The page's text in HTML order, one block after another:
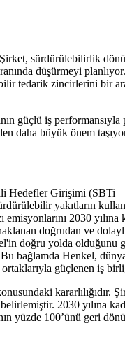
Şirket, sürdürülebilirlik
düşürmeyi
tedarik zincirlerini bir
güçlü iş
daha büyük önem
Hedefler Girişimi
yakıtların
2030
doğrudan ve
doğru yolda olduğunu
bağlamda Henkel,
güçlenen iş
kararlılığıdır.
2030 yılına
yüzde 100’ünü geri